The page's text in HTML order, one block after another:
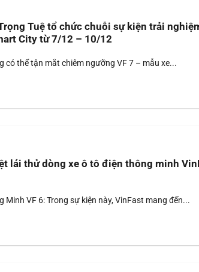
Tuệ tổ chức chuỗi sự kiện trải
City từ 7/12 – 10/12
có thể tận mắt chiêm ngưỡng VF 7 – mẫu xe...
lái thử dòng xe ô tô điện thông minh
Minh VF 6: Trong sự kiện này, VinFast mang đến...